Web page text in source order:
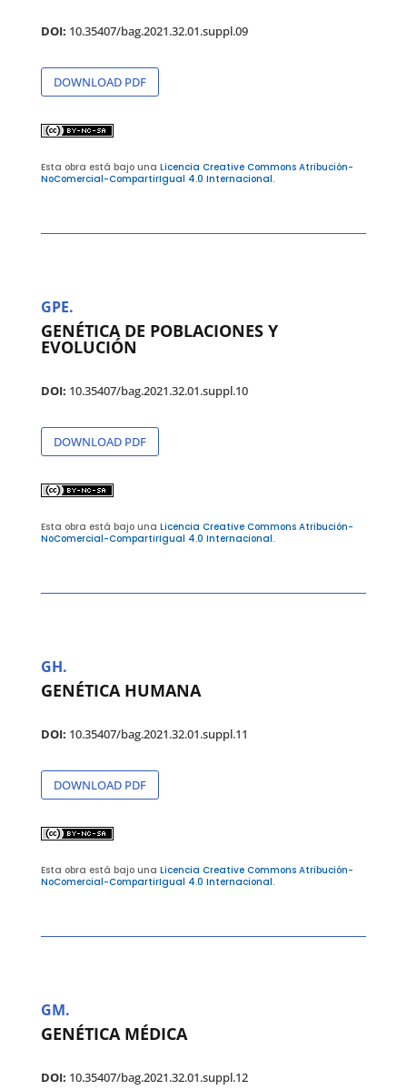
DOI: 10.35407/bag.2021.32.01.suppl.09
DOWNLOAD PDF
Esta obra está bajo una Licencia Creative Commons Atribución-
NoComercial-CompartirIgual 4.0 Internacional.
GPE.
GENÉTICA DE POBLACIONES Y
EVOLUCIÓN
DOI: 10.35407/bag.2021.32.01.suppl.10
DOWNLOAD PDF
Esta obra está bajo una Licencia Creative Commons Atribución-
NoComercial-CompartirIgual 4.0 Internacional.
GH.
GENÉTICA HUMANA
DOI: 10.35407/bag.2021.32.01.suppl.11
DOWNLOAD PDF
Esta obra está bajo una Licencia Creative Commons Atribución-
NoComercial-CompartirIgual 4.0 Internacional.
GM.
GENÉTICA MÉDICA
DOI: 10.35407/bag.2021.32.01.suppl.12